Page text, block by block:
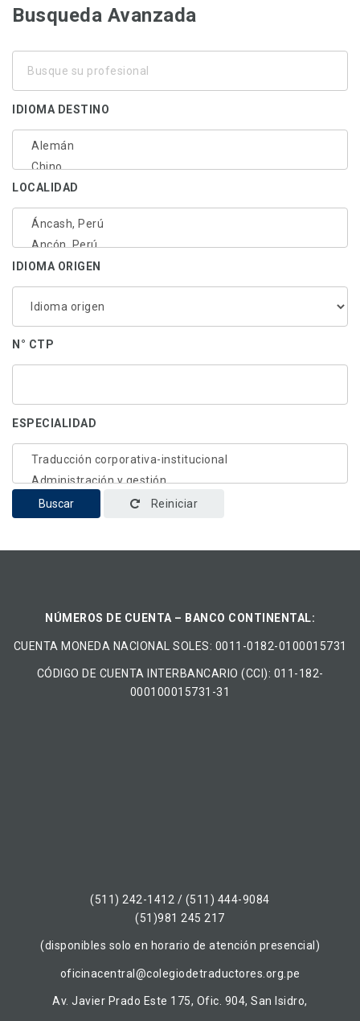
Busqueda Avanzada
IDIOMA DESTINO
LOCALIDAD
IDIOMA ORIGEN
N° CTP
ESPECIALIDAD
Buscar Reiniciar
NÚMEROS DE CUENTA – BANCO CONTINENTAL:
CUENTA MONEDA NACIONAL​ ​SOLES​: 0011-0182-0100015731
CÓDIGO DE CUENTA INTERBANCARIO (CCI): 011-182-
000100015731-31
(511) 242-1412 / (511) 444-9084
(51)981 245 217
(disponibles solo en horario de atención presencial)
oficinacentral@colegiodetraductores.org.pe
Av. Javier Prado Este 175, Ofic. 904, San Isidro,